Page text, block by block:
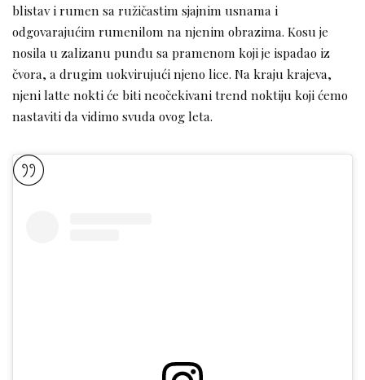
blistav i rumen sa ružičastim sjajnim usnama i
odgovarajućim rumenilom na njenim obrazima. Kosu je
nosila u zalizanu punđu sa pramenom koji je ispadao iz
čvora, a drugim uokvirujući njeno lice. Na kraju krajeva,
njeni latte nokti će biti neočekivani trend noktiju koji ćemo
nastaviti da vidimo svuda ovog leta.